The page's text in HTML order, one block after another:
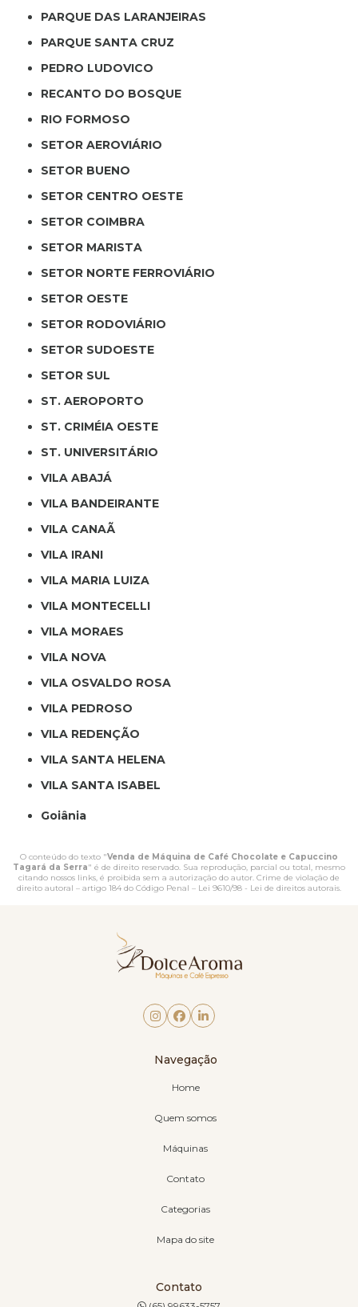
PARQUE DAS LARANJEIRAS
PARQUE SANTA CRUZ
PEDRO LUDOVICO
RECANTO DO BOSQUE
RIO FORMOSO
SETOR AEROVIÁRIO
SETOR BUENO
SETOR CENTRO OESTE
SETOR COIMBRA
SETOR MARISTA
SETOR NORTE FERROVIÁRIO
SETOR OESTE
SETOR RODOVIÁRIO
SETOR SUDOESTE
SETOR SUL
ST. AEROPORTO
ST. CRIMÉIA OESTE
ST. UNIVERSITÁRIO
VILA ABAJÁ
VILA BANDEIRANTE
VILA CANAÃ
VILA IRANI
VILA MARIA LUIZA
VILA MONTECELLI
VILA MORAES
VILA NOVA
VILA OSVALDO ROSA
VILA PEDROSO
VILA REDENÇÃO
VILA SANTA HELENA
VILA SANTA ISABEL
Goiânia
O conteúdo do texto "Venda de Máquina de Café Chocolate e Capuccino
Tagará da Serra" é de direito reservado. Sua reprodução, parcial ou total, mesmo
citando nossos links, é proibida sem a autorização do autor. Crime de violação de
direito autoral – artigo 184 do Código Penal – Lei 9610/98 - Lei de direitos autorais.
Navegação
Home
Quem somos
Máquinas
Contato
Categorias
Mapa do site
Contato